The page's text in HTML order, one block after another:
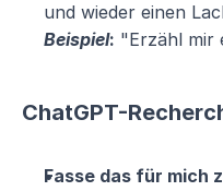
und wieder einen
Beispiel: "Erzähl mir
ChatGPT-
Fasse das für mich